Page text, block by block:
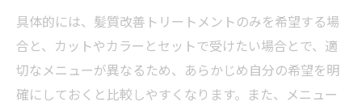
具体的には、髪質改善トリートメントのみを希望する場
合と、カットやカラーとセットで受けたい場合とで、適
切なメニューが異なるため、あらかじめ自分の希望を明
確にしておくと比較しやすくなります。また、メニュー